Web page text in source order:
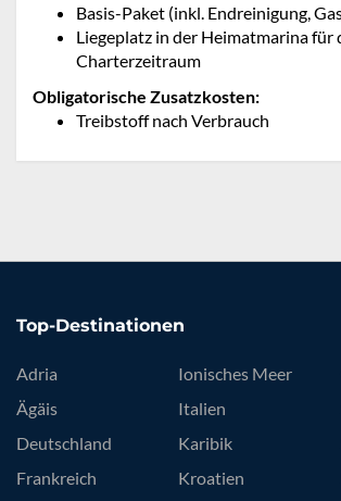
Basis-Paket (inkl. Endreinigung,
Liegeplatz in der Heimatmarina für
Charterzeitraum
Obligatorische Zusatzkosten:
Treibstoff nach Verbrauch
Top-Destinationen
Adria
Ägäis
Deutschland
Frankreich
Ionisches Meer
Italien
Karibik
Kroatien